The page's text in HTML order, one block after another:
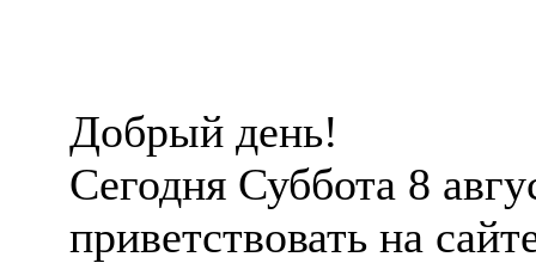
Добрый день!
Сегодня Суббота 8
приветствовать на